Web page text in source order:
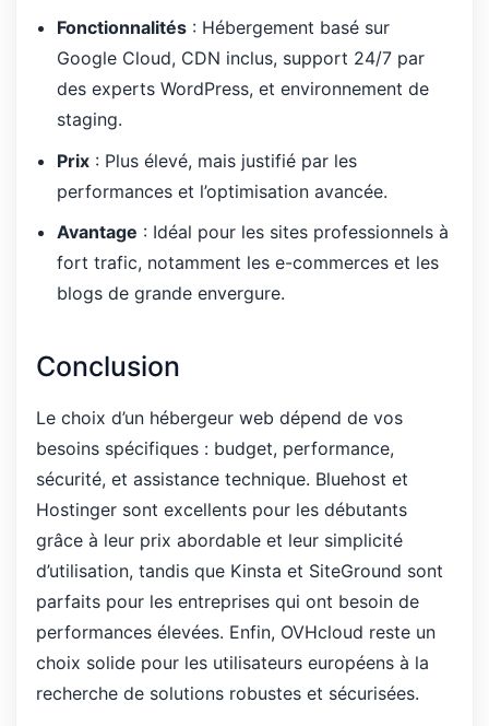
Fonctionnalités : Hébergement basé sur
Google Cloud, CDN inclus, support 24/7 par
des experts WordPress, et environnement de
staging.
Prix : Plus élevé, mais justifié par les
performances et l’optimisation avancée.
Avantage : Idéal pour les sites professionnels à
fort trafic, notamment les e-commerces et les
blogs de grande envergure.
Conclusion
Le choix d’un hébergeur web dépend de vos
besoins spécifiques : budget, performance,
sécurité, et assistance technique. Bluehost et
Hostinger sont excellents pour les débutants
grâce à leur prix abordable et leur simplicité
d’utilisation, tandis que Kinsta et SiteGround sont
parfaits pour les entreprises qui ont besoin de
performances élevées. Enfin, OVHcloud reste un
choix solide pour les utilisateurs européens à la
recherche de solutions robustes et sécurisées.